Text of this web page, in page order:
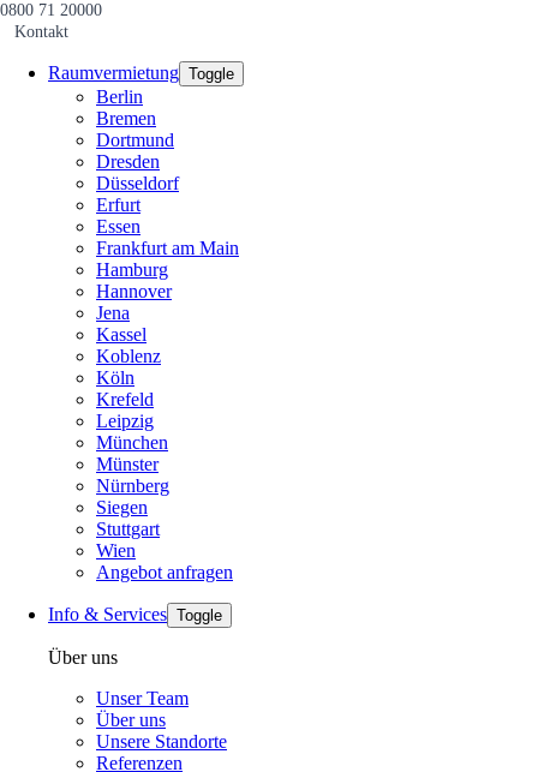
0800 71 20000
Kontakt
Raumvermietung Toggle
Berlin
Bremen
Dortmund
Dresden
Düsseldorf
Erfurt
Essen
Frankfurt am Main
Hamburg
Hannover
Jena
Kassel
Koblenz
Köln
Krefeld
Leipzig
München
Münster
Nürnberg
Siegen
Stuttgart
Wien
Angebot anfragen
Info & Services Toggle
Über uns
Unser Team
Über uns
Unsere Standorte
Referenzen